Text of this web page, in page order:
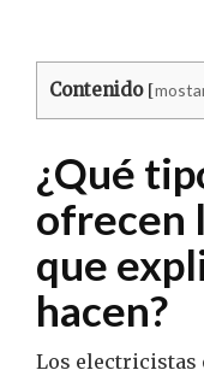
Contenido [
¿Qué
ofrecen
que
hacen?
Los electricistas